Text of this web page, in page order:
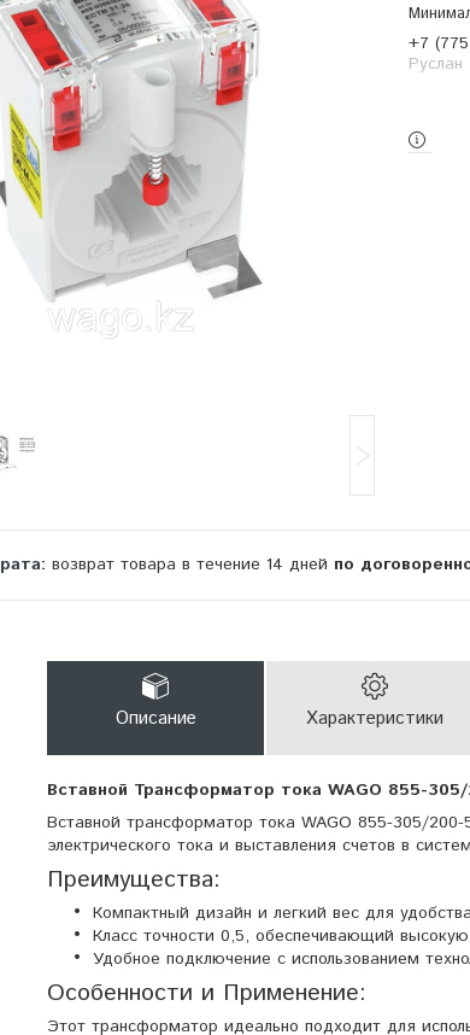
+7
Руслан
возврат товара в течение 14 дней по
Описание Характеристики
Вставной Трансформатор тока WAGO 855-
Вставной трансформатор тока WAGO 855-305/
электрического тока и выставления счетов в
Преимущества:
Компактный дизайн и легкий вес для
Класс точности 0,5, обеспечивающий
Удобное подключение с использованием
Особенности и Применение:
Этот трансформатор идеально подходит для